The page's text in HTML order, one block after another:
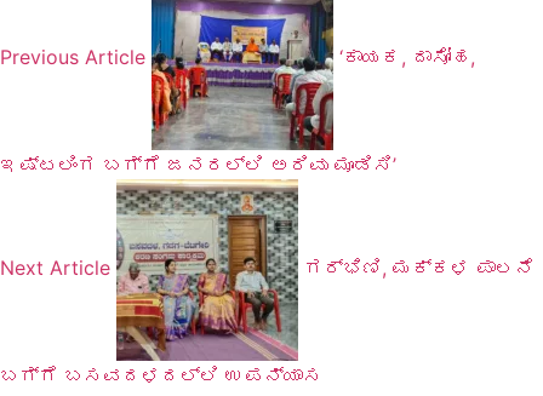
Previous Article ‘ಕಾಯಕ, ದಾಸೋಹ,
ಇಷ್ಟಲಿಂಗ ಬಗ್ಗೆ ಜನರಲ್ಲಿ ಅರಿವು ಮೂಡಿಸಿ’
Next Article ಗರ್ಭಿಣಿ, ಮಕ್ಕಳ ಪಾಲನೆ
ಬಗ್ಗೆ ಬಸವದಳದಲ್ಲಿ ಉಪನ್ಯಾಸ